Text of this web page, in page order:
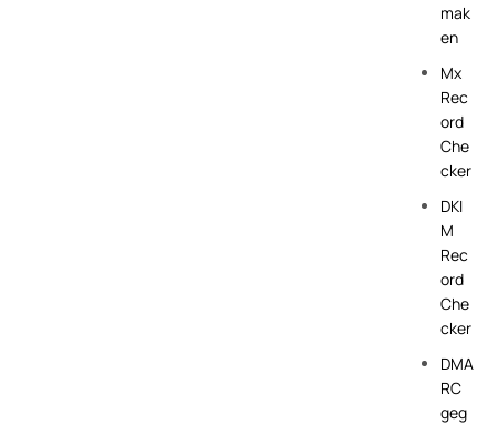
mak
en
Mx
Rec
ord
Che
cker
DKI
M
Rec
ord
Che
cker
DMA
RC
geg